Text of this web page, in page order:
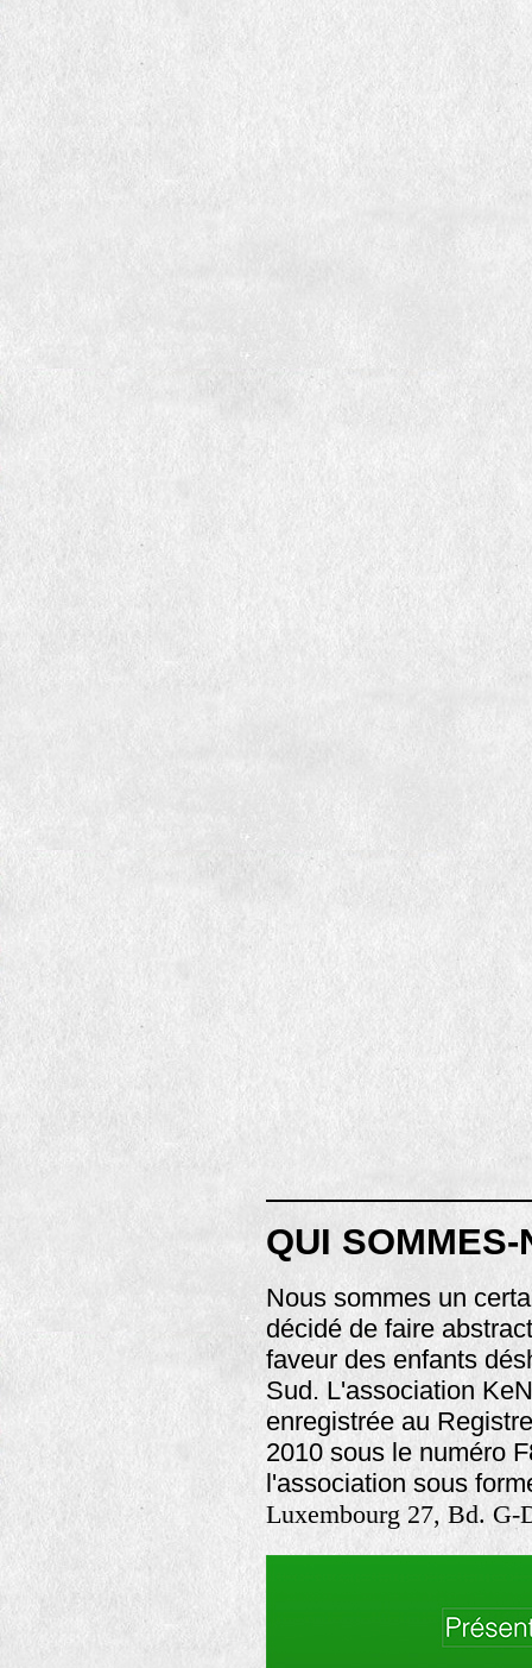
QUI SOMMES-
Nous sommes un
décidé de faire
faveur des enfants
Sud. L'association
enregistrée au
2010 sous le numéro
l'association sous
Luxembourg 27, Bd. G-